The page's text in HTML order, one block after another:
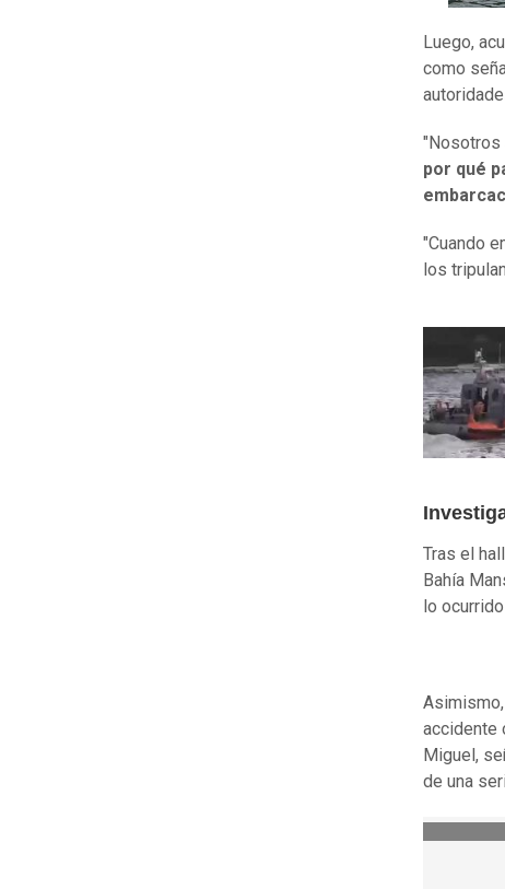
Luego,
como
"Nosotros
por qué
"Cuando
los
Tras el
Bahía
lo
accidente
Miguel,
de una